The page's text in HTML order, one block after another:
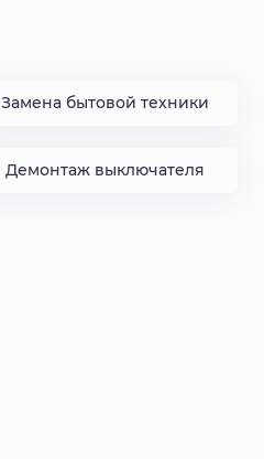
Замена бытовой техники
Демонтаж выключателя